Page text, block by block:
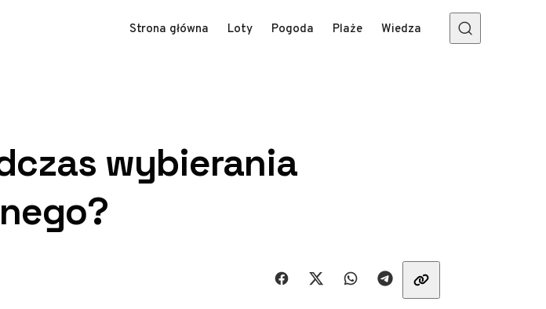
Strona główna Loty Pogoda Plaże Wiedza
wybierania
Udostępnij znajomym